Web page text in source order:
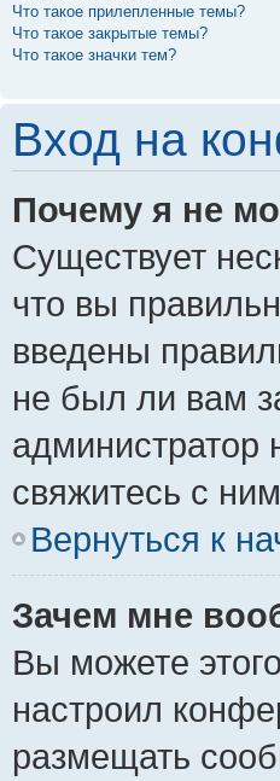
Что такое прилепленные темы?
Что такое закрытые темы?
Что такое значки тем?
Вход на
Почему я не
Существует
что вы
введены
не был ли вам
администратор
свяжитесь с
Вернуться к
Зачем мне
Вы можете
настроил
размещать